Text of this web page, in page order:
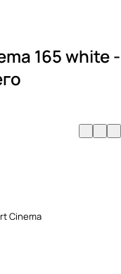
165 white -
Cinema